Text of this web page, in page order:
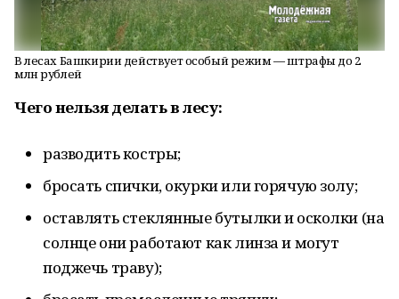
В лесах Башкирии действует особый режим — штрафы до 2
млн рублей
Чего нельзя делать в лесу:
разводить костры;
бросать спички, окурки или горячую золу;
оставлять стеклянные бутылки и осколки (на
солнце они работают как линза и могут
поджечь траву);